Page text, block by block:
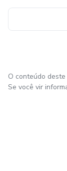
O conteúdo
Se você vir